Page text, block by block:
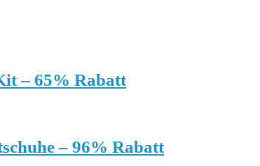
– 65% Rabatt
– 96% Rabatt